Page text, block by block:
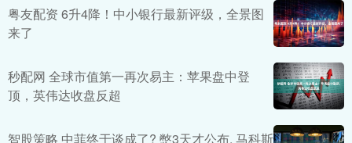
粤友配资 6升4降！中小银行最新评级，全景图
来了
秒配网 全球市值第一再次易主：苹果盘中登
顶，英伟达收盘反超
智股策略 中菲终于谈成了? 憋3天才公布, 马科斯